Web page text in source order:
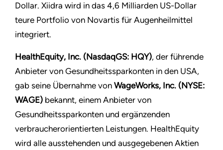
Dollar. Xiidra wird in das 4,6 Milliarden US-Dollar
teure Portfolio von Novartis für Augenheilmittel
integriert.
HealthEquity, Inc. (NasdaqGS: HQY), der führende
Anbieter von Gesundheitssparkonten in den USA,
gab seine Übernahme von WageWorks, Inc. (NYSE:
WAGE) bekannt, einem Anbieter von
Gesundheitssparkonten und ergänzenden
verbraucherorientierten Leistungen. HealthEquity
wird alle ausstehenden und ausgegebenen Aktien